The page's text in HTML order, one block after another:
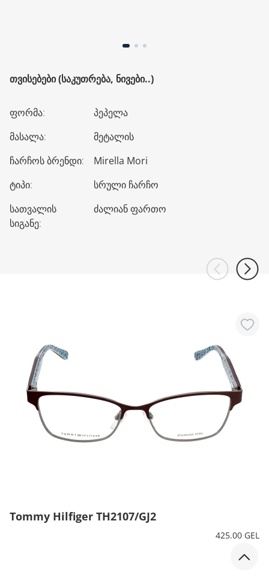
ᲗᲕᲘᲡᲔᲑᲔᲑᲘ (ᲡᲐᲙᲣᲗᲠᲔᲑᲐ, ᲜᲘᲕᲔᲑᲘ..)
ფორმა:
პეპელა
მასალა:
მეტალის
ჩარჩოს ბრენდი:
Mirella Mori
ტიპი:
სრული ჩარჩო
სათვალის
სიგანე:
ძალიან ფართო
Tommy Hilfiger TH2107/GJ2
425.00 GEL